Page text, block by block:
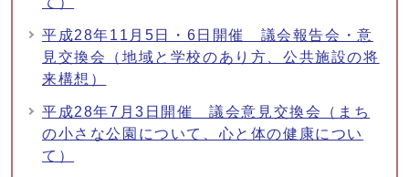
平成28年11月5日・6日開催 議会報告会・意
見交換会（地域と学校のあり方、公共施設の将
来構想）
平成28年7月3日開催 議会意見交換会（まち
の小さな公園について、心と体の健康につい
て）